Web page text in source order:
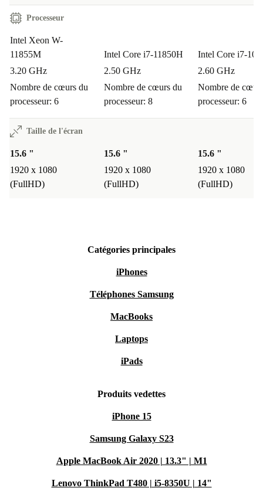
Processeur
Intel Xeon W-
11855M
3.20 GHz
Nombre de cœurs du
processeur: 6
Intel Core i7-11850H
2.50 GHz
Nombre de cœurs du
processeur: 8
Intel Core i7-
2.60 GHz
Nombre de
processeur: 6
Taille de l'écran
15.6 "
1920 x 1080
(FullHD)
15.6 "
1920 x 1080
(FullHD)
15.6 "
1920 x 1080
(FullHD)
Catégories principales
iPhones
Téléphones Samsung
MacBooks
Laptops
iPads
Produits vedettes
iPhone 15
Samsung Galaxy S23
Apple MacBook Air 2020 | 13.3" | M1
Lenovo ThinkPad T480 | i5-8350U | 14"